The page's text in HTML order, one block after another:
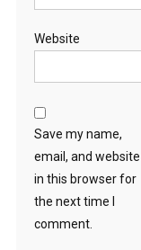
Website
Save my name,
email, and website
in this browser for
the next time I
comment.